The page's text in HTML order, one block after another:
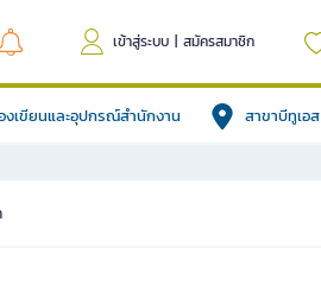
เข้าสู่ระบบ | สมัครสมาชิก
งเขียนและอุปกรณ์สำนักงาน สาขาบีทูเอส